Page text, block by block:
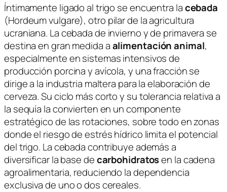
Íntimamente ligado al trigo se encuentra lacebada
(Hordeum vulgare), otro pilar de la agricultura
ucraniana. La cebada de invierno y de primavera se
destina en gran medida aalimentación animal,
especialmente en sistemas intensivos de
producción porcina y avícola, y una fracción se
dirige a la industria maltera para la elaboración de
cerveza. Su ciclo más corto y su tolerancia relativa a
la sequía la convierten en un componente
estratégico de las rotaciones, sobre todo en zonas
donde el riesgo de estrés hídrico limita el potencial
del trigo. La cebada contribuye además a
diversificar la base decarbohidratosen la cadena
agroalimentaria, reduciendo la dependencia
exclusiva de uno o dos cereales.